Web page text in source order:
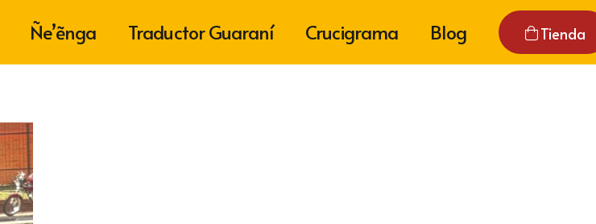
Ñe’ẽnga Traductor Guaraní Crucigrama Blog Tienda